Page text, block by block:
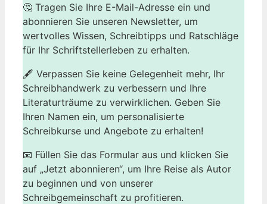
🤔 Tragen Sie Ihre E-Mail-Adresse ein und
abonnieren Sie unseren Newsletter, um
wertvolles Wissen, Schreibtipps und Ratschläge
für Ihr Schriftstellerleben zu erhalten.
🖋️ Verpassen Sie keine Gelegenheit mehr, Ihr
Schreibhandwerk zu verbessern und Ihre
Literaturträume zu verwirklichen. Geben Sie
Ihren Namen ein, um personalisierte
Schreibkurse und Angebote zu erhalten!
📧 Füllen Sie das Formular aus und klicken Sie
auf „Jetzt abonnieren“, um Ihre Reise als Autor
zu beginnen und von unserer
Schreibgemeinschaft zu profitieren.